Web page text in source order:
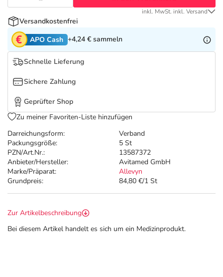
Tierapotheke
Vitamine & Mineralstoffe
Marken
Salus Deals
Darreichungsform:
Verband
Packungsgröße:
5 St
PZN/Art.Nr.:
13587372
Anbieter/Hersteller:
Avitamed GmbH
Marke/Präparat:
Allevyn
Grundpreis:
84,80 €/1 St
inkl. MwSt. inkl. Versand
Versandkostenfrei
APO Cash +4,24 € sammeln
Schnelle Lieferung
Sichere Zahlung
Geprüfter Shop
Zu meiner Favoriten-Liste hinzufügen
Zur Artikelbeschreibung
Bei diesem Artikel handelt es sich um ein Medizinprodukt.